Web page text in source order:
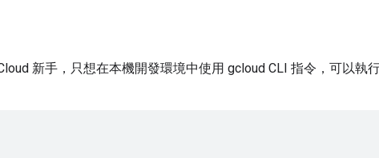
新手，只想在本機開發環境中使用 gcloud CLI 指令，可以執